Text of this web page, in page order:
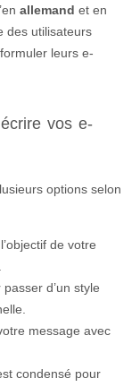
allemand et en
des utilisateurs
leurs e-
vos e-
options selon
de votre
d’un style
message avec
condensé pour